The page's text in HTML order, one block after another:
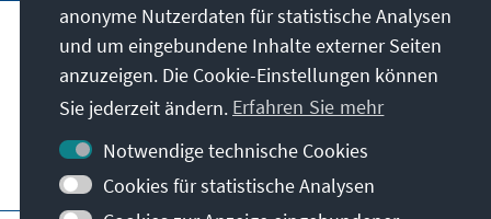
Unser Auftrag
Kontakt
Weitere Angebote der Stiftung
anonyme Nutzerdaten für statistische Analysen
und um eingebundene Inhalte externer Seiten
anzuzeigen. Die Cookie-Einstellungen können
Sie jederzeit ändern. Erfahren Sie mehr
Notwendige technische Cookies
Cookies für statistische Analysen